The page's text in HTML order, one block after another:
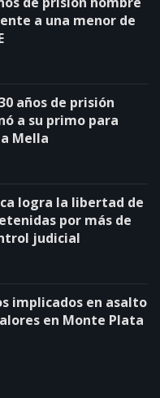
a una menor de
años de prisión
a su primo para
Mella
logra la libertad de
por más de
judicial
implicados en asalto
en Monte Plata